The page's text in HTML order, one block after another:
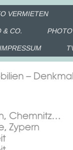
VERMIETEN
& CO.
IMPRESSUM